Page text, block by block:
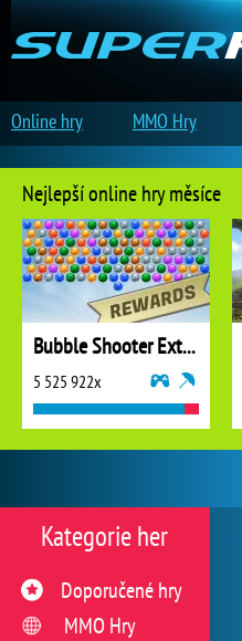
Kategorie her
Doporučené hry
MMO Hry
Nejlepší online hry měsíce
Bubble Shooter Extreme
5 525 922x
Online hry MMO Hry